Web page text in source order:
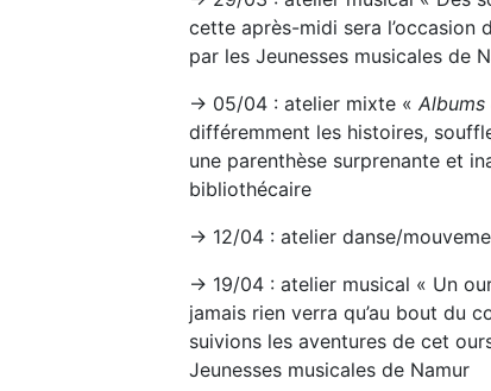
cette après-midi sera l’occasion
par les Jeunesses musicales de
→ 05/04 : atelier mixte «
différemment les histoires,
une parenthèse surprenante et
bibliothécaire
→ 12/04 : atelier danse/
→ 19/04 : atelier musical « Un
jamais rien verra qu’au bout du
suivions les aventures de cet
Jeunesses musicales de Namur